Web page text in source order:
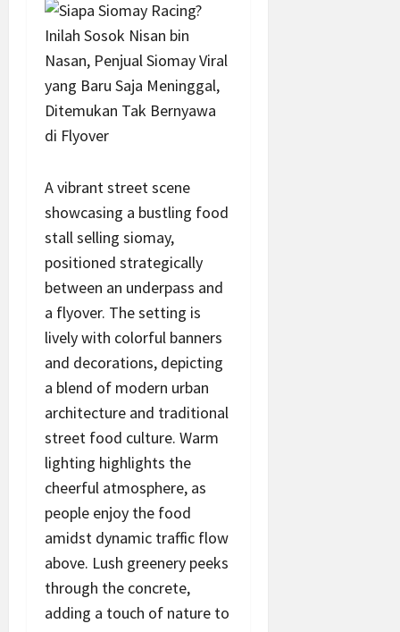
A vibrant street scene
showcasing a bustling food
stall selling siomay,
positioned strategically
between an underpass and
a flyover. The setting is
lively with colorful banners
and decorations, depicting
a blend of modern urban
architecture and traditional
street food culture. Warm
lighting highlights the
cheerful atmosphere, as
people enjoy the food
amidst dynamic traffic flow
above. Lush greenery peeks
through the concrete,
adding a touch of nature to